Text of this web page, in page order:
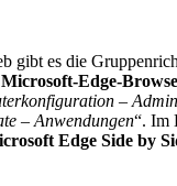
gibt es die
Edge-
–
– Anwendungen“. Im
Edge Side by